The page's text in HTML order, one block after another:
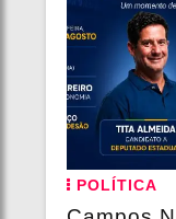
POLÍTICA